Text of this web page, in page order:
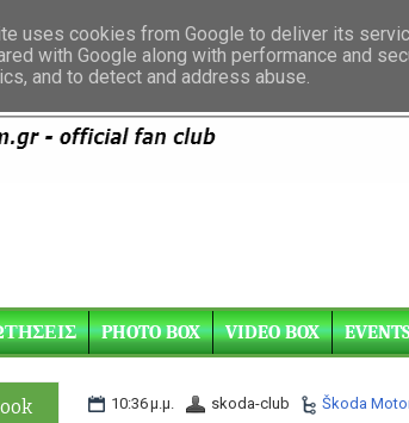
PHOTO BOX VIDEO BOX
10:36 μ.μ. skoda-club Škoda
uses cookies from Google to deliver its
with Google along with performance and
and to detect and address abuse.